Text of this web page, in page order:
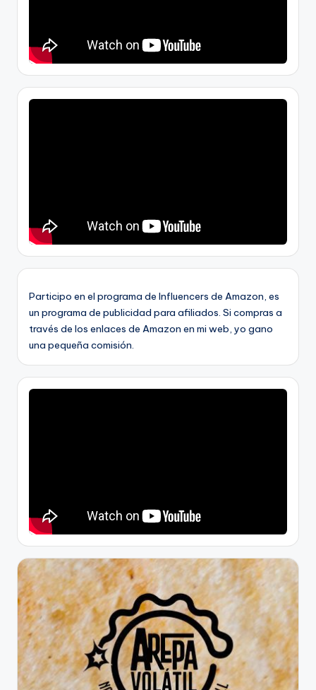
Participo en el programa de Influencers de Amazon, es
un programa de publicidad para afiliados. Si compras a
través de los enlaces de Amazon en mi web, yo gano
una pequeña comisión.